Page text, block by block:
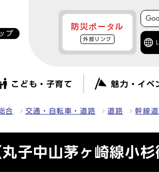
プ
防災ポータル
外部リンク
こども・子育て 魅力・イベ
合 交通・自転車・道路 道路 幹線
子中山茅ヶ崎線小杉